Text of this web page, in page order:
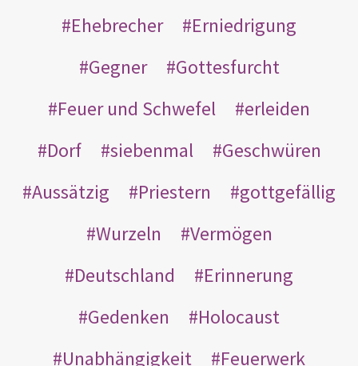
Ehebrecher
Erniedrigung
Gegner
Gottesfurcht
Feuer und Schwefel
erleiden
Dorf
siebenmal
Geschwüren
Aussätzig
Priestern
gottgefällig
Wurzeln
Vermögen
Deutschland
Erinnerung
Gedenken
Holocaust
Unabhängigkeit
Feuerwerk